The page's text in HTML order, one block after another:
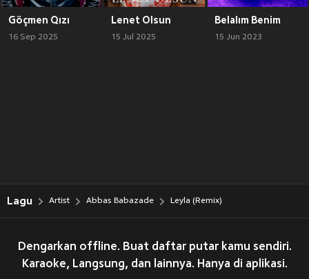
Göçmen Qızı
16 Sep 2025
Lenet Olsun
15 Jul 2025
Belalım Benim
15 Jun 2023
Lagu Artist Abbas Babazade Leyla (Remix)
Dengarkan offline. Buat daftar putar kamu sendiri.
Karaoke, Langsung, dan lainnya. Hanya di aplikasi.